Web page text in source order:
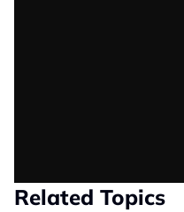
Related Topics